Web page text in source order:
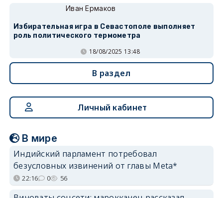
Иван Ермаков
Избирательная игра в Севастополе выполняет
роль политического термометра
18/08/2025 13:48
В раздел
Личный кабинет
В мире
Индийский парламент потребовал
безусловных извинений от главы Meta*
22:16 0 56